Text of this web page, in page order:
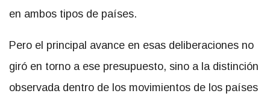
en ambos tipos de países.
Pero el principal avance en esas deliberaciones no
giró en torno a ese presupuesto, sino a la distinción
observada dentro de los movimientos de los países